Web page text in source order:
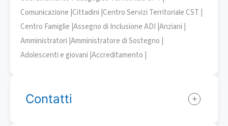
Comunicazione |Cittadini |Centro Servizi Territoriale CST |
Centro Famiglie |Assegno di Inclusione ADI |Anziani |
Amministratori |Amministratore di Sostegno |
Adolescenti e giovani |Accreditamento |
Contatti